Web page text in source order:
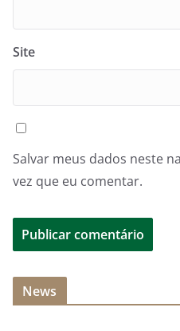
Site
Salvar meus dados neste
vez que eu comentar.
News